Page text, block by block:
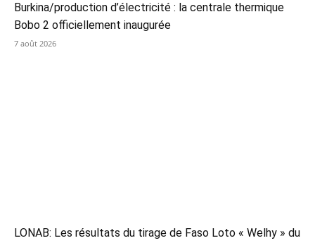
Burkina/production d’électricité : la centrale thermique
Bobo 2 officiellement inaugurée
7 août 2026
LONAB: Les résultats du tirage de Faso Loto « Welhy » du